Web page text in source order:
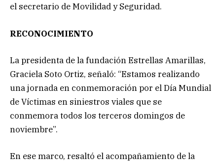
el secretario de Movilidad y Seguridad.
RECONOCIMIENTO
La presidenta de la fundación Estrellas Amarillas,
Graciela Soto Ortiz, señaló: “Estamos realizando
una jornada en conmemoración por el Día Mundial
de Víctimas en siniestros viales que se
conmemora todos los terceros domingos de
noviembre”.
En ese marco, resaltó el acompañamiento de la